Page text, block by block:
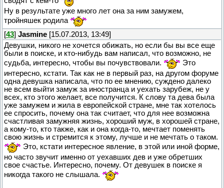
Ну в результате уже много лет она за ним замужем,
тройняшек родила
[43] Jasmine [15.07.2013, 13:49]
Девушки, никого не хочется обижать, но если бы вы все еще
были в поиске, и кто-нибудь вам написал, что возможно, не
судьба, интересно, чтобы вы почувствовали.
Это
интересно, кстати. Так как не в первый раз, на другом форуме
одна девушка написала, что по ее мнению, суждено далеко
не всем выйти замуж за иностранца и уехать зарубеж, не у
всех, кто этого желает, все получится. К слову та дева была
уже замужем и жила в европейской стране, мне так хотелось
ее спросить, почему она так считает, что для нее возможна
счастливая замужняя жизнь, хороший муж, в хорошей стране,
а кому-то, кто также, как и она когда-то, мечтает поменять
свою жизнь и стремится к этому, лучше и не мечтать о таком.
Это, кстати интересное явление, в этой или иной форме,
но часто звучит именно от уехавших дев и уже обретших
свое счастье. Интересно, почему. От девушек в поиске я
никогда такого не слышала.